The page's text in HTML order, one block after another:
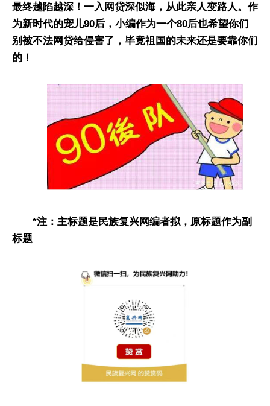
最终越陷越深！一入网贷深似海，从此亲人变路人。作
为新时代的宠儿90后，小编作为一个80后也希望你们
别被不法网贷给侵害了，毕竟祖国的未来还是要靠你们
的！
*注：主标题是民族复兴网编者拟，原标题作为副
标题